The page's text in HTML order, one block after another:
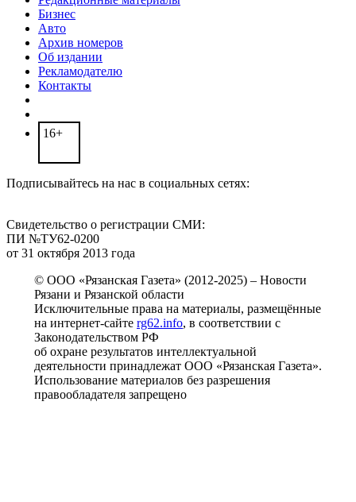
Бизнес
Авто
Архив номеров
Об издании
Рекламодателю
Контакты
16+
Подписывайтесь на нас в социальных сетях:
Свидетельство о регистрации СМИ:
ПИ №ТУ62-0200
от 31 октября 2013 года
© ООО «Рязанская Газета» (2012-2025) – Новости
Рязани и Рязанской области
Исключительные права на материалы, размещённые
на интернет-сайте rg62.info, в соответствии с
Законодательством РФ
об охране результатов интеллектуальной
деятельности принадлежат ООО «Рязанская Газета».
Использование материалов без разрешения
правообладателя запрещено